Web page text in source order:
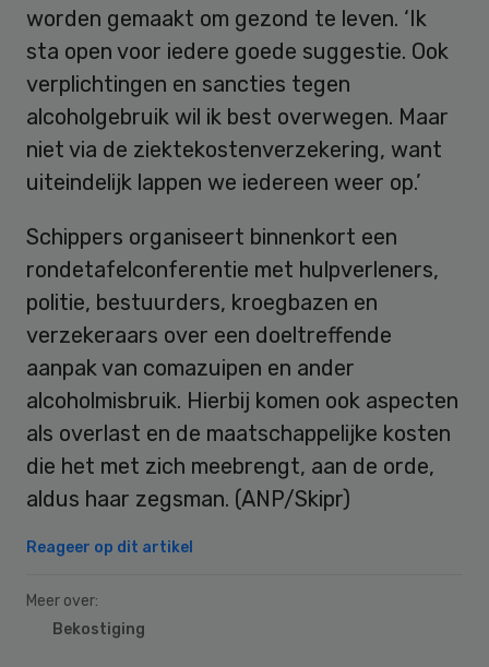
worden gemaakt om gezond te leven. ‘Ik
sta open voor iedere goede suggestie. Ook
verplichtingen en sancties tegen
alcoholgebruik wil ik best overwegen. Maar
niet via de ziektekostenverzekering, want
uiteindelijk lappen we iedereen weer op.’
Schippers organiseert binnenkort een
rondetafelconferentie met hulpverleners,
politie, bestuurders, kroegbazen en
verzekeraars over een doeltreffende
aanpak van comazuipen en ander
alcoholmisbruik. Hierbij komen ook aspecten
als overlast en de maatschappelijke kosten
die het met zich meebrengt, aan de orde,
aldus haar zegsman. (ANP/Skipr)
Reageer op dit artikel
Meer over:
Bekostiging